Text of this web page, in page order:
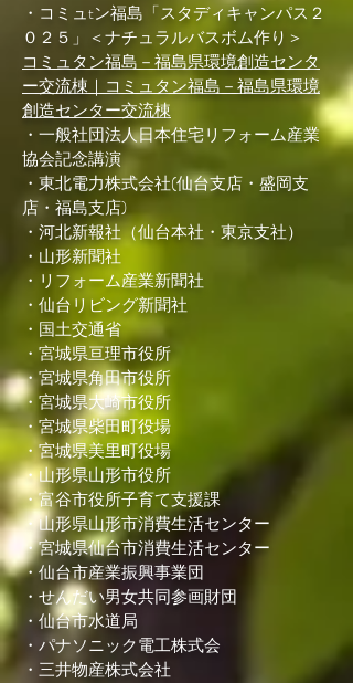
・コミュtン福島「スタディキャンパス２
０２５」＜ナチュラルバスボム作り＞
コミュタン福島－福島県環境創造センタ
ー交流棟｜コミュタン福島－福島県環境
創造センター交流棟
・一般社団法人日本住宅リフォーム産業
協会記念講演
・東北電力株式会社(仙台支店・盛岡支
店・福島支店)
・河北新報社（仙台本社・東京支社）
・山形新聞社
・リフォーム産業新聞社
・仙台リビング新聞社
・国土交通省
・宮城県亘理市役所
・宮城県角田市役所
・宮城県大崎市役所
・宮城県柴田町役場
・宮城県美里町役場
・山形県山形市役所
・富谷市役所子育て支援課
・山形県山形市消費生活センター
・宮城県仙台市消費生活センター
・仙台市産業振興事業団
・せんだい男女共同参画財団
・仙台市水道局
・パナソニック電工株式会
・三井物産株式会社